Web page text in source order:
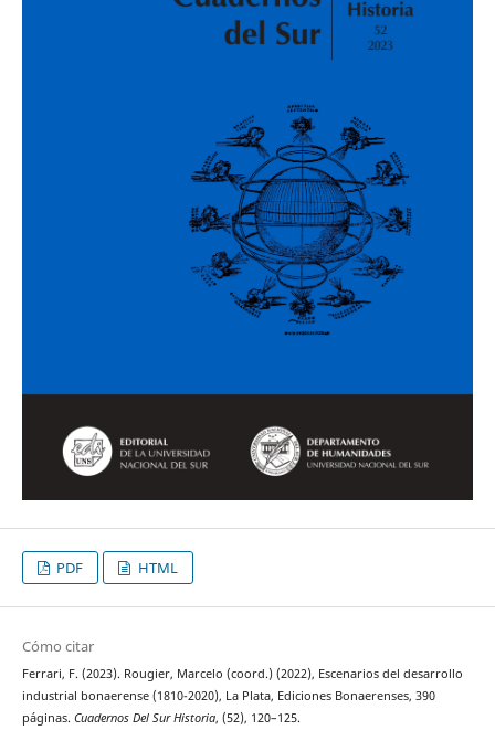
PDF HTML
Cómo citar
Ferrari, F. (2023). Rougier, Marcelo (coord.) (2022), Escenarios del desarrollo
industrial bonaerense (1810-2020), La Plata, Ediciones Bonaerenses, 390
páginas. Cuadernos Del Sur Historia, (52), 120–125.